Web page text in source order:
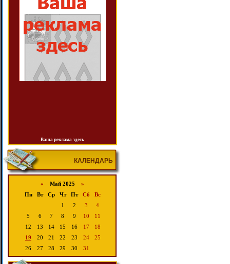
Ваша реклама здесь
КАЛЕНДАРЬ
« Май 2025 »
Пн
Вт Ср Чт Пт Сб
Вс
1
2 3
4
5
6 7 8 9 10
11
12
13 14 15 16 17
18
19
20 21 22 23 24
25
26
27 28 29 30 31